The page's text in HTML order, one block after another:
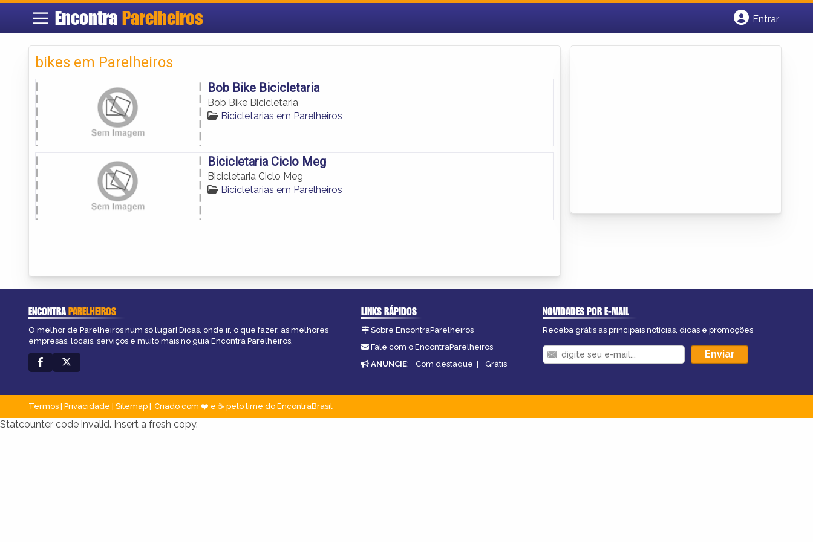
Encontra Parelheiros
Entrar
bikes em Parelheiros
Bob Bike Bicicletaria
Bob Bike Bicicletaria
Bicicletarias em Parelheiros
Bicicletaria Ciclo Meg
Bicicletaria Ciclo Meg
Bicicletarias em Parelheiros
ENCONTRAPARELHEIROS
O melhor de Parelheiros num só lugar! Dicas, onde ir, o que fazer, as melhores
empresas, locais, serviços e muito mais no guia Encontra Parelheiros.
LINKS RÁPIDOS
Sobre EncontraParelheiros
Fale com o EncontraParelheiros
ANUNCIE: Com destaque | Grátis
NOVIDADES POR E-MAIL
Receba grátis as principais notícias, dicas e promoções
Termos Privacidade Sitemap Criado com ❤️ e ☕ pelo time do EncontraBrasil
Statcounter code invalid. Insert a fresh copy.